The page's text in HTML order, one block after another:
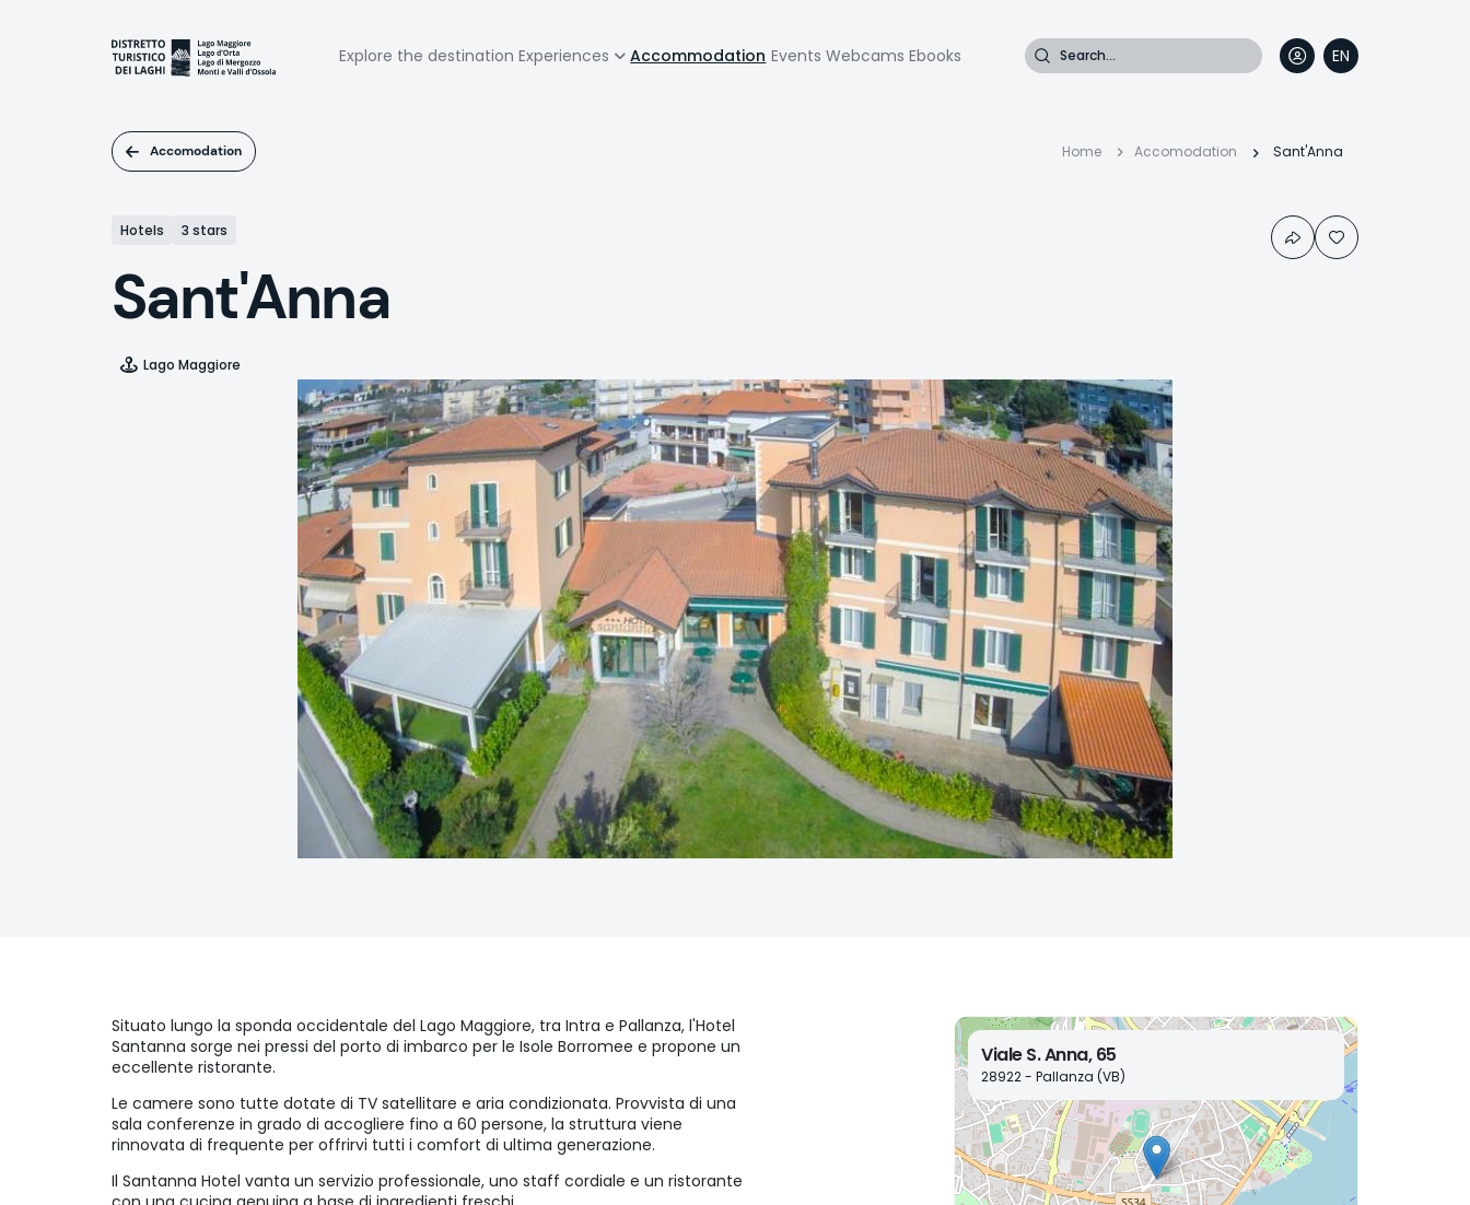
Navigazione
Explore the destination Experiences Accommodation Events Webcams Ebooks Search
EN
IT
FR
DE
Accomodation Breadcrumb
Home Accomodation Sant'Anna
Hotels 3 stars
Sant'Anna
Lago Maggiore
Situato lungo la sponda occidentale del Lago Maggiore, tra Intra e Pallanza, l'Hotel
Santanna sorge nei pressi del porto di imbarco per le Isole Borromee e propone un
eccellente ristorante.
Le camere sono tutte dotate di TV satellitare e aria condizionata. Provvista di una
sala conferenze in grado di accogliere fino a 60 persone, la struttura viene
rinnovata di frequente per offrirvi tutti i comfort di ultima generazione.
Il Santanna Hotel vanta un servizio professionale, uno staff cordiale e un ristorante
Viale S. Anna, 65
28922 - Pallanza (VB)